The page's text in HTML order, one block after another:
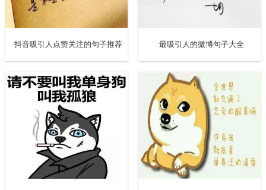
会有许多许多的画面在自己的脑海里，曾经的你，曾经的
伤。我，不想习惯，却无力更改。
11. 和阳光的人在一起，心里就不会晦暗。和快乐的人在一
起，嘴角就常带微笑。和进取的人在一起，行动就不会落
后。和大方的人在一起，处事就不小气。和睿智的人在一
起，遇事就不迷茫。和聪明的人在一起，做事就变机敏。借
抖音吸引人点赞关注的句子推荐 最吸引人的微博句子大全